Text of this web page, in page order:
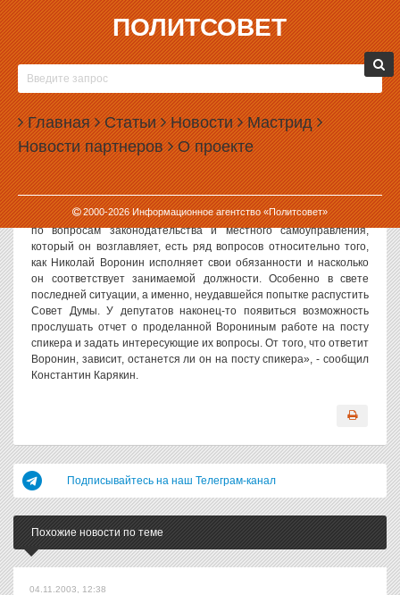
ПОЛИТСОВЕТ
Главная Статьи Новости Мастрид
Новости партнеров О проекте
2000-2026Информационное агентство «Политсовет»
13.10.2003, 14:08
ВОРОНИН ДОЛЖЕН ОТЧИТАТЬСЯ ПЕРЕД
ДЕПУТАТАМИ
«На заседании Облдумы Николай Воронин должен представить
депутатам отчет о своей деятельности», - заявил ИА
«Политсовет» депутат Облдумы Константин Карякин.
«Александр Долинин предложил внести отчет Николая Воронина
в повестку дня заседания областной Думы. У комитета Облдумы
по вопросам законодательства и местного самоуправления,
который он возглавляет, есть ряд вопросов относительно того,
как Николай Воронин исполняет свои обязанности и насколько
он соответствует занимаемой должности. Особенно в свете
последней ситуации, а именно, неудавшейся попытке распустить
Совет Думы. У депутатов наконец-то появиться возможность
прослушать отчет о проделанной Ворониным работе на посту
спикера и задать интересующие их вопросы. От того, что ответит
Воронин, зависит, останется ли он на посту спикера», - сообщил
Константин Карякин.
Подписывайтесь на наш Телеграм-канал
Похожие новости по теме
04.11.2003, 12:38